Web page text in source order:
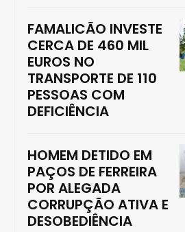
FAMALICÃO INVESTE
CERCA DE 460 MIL
EUROS NO
TRANSPORTE DE 110
PESSOAS COM
DEFICIÊNCIA
HOMEM DETIDO EM
PAÇOS DE FERREIRA
POR ALEGADA
CORRUPÇÃO ATIVA E
DESOBEDIÊNCIA